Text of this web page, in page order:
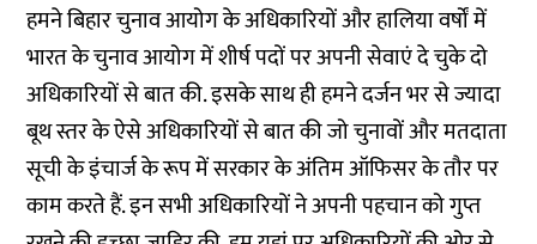
हमने बिहार चुनाव आयोग के अधिकारियों और हालिया वर्षों में
भारत के चुनाव आयोग में शीर्ष पदों पर अपनी सेवाएं दे चुके दो
अधिकारियों से बात की. इसके साथ ही हमने दर्जन भर से ज्यादा
बूथ स्तर के ऐसे अधिकारियों से बात की जो चुनावों और मतदाता
सूची के इंचार्ज के रूप में सरकार के अंतिम ऑफिसर के तौर पर
काम करते हैं. इन सभी अधिकारियों ने अपनी पहचान को गुप्त